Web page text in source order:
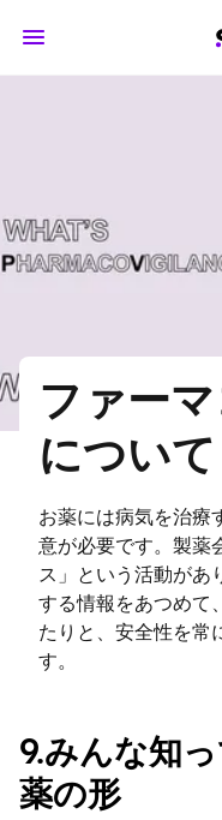
ファー
について
お薬には病気を治療
意が必要です。製薬
ス」という活動があ
する情報をあつめて
たりと、安全性を常
す。
9.みんな知
薬の形